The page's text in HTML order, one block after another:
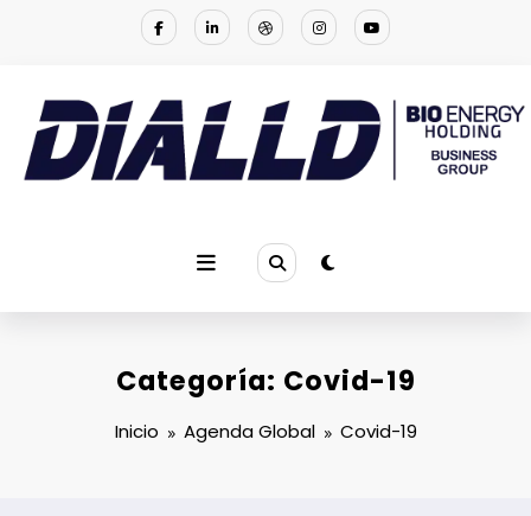
solución a los problemas ambientales
Categoría: Covid-19
Inicio Agenda Global Covid-19